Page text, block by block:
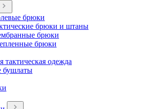
брюки
брюки и штаны
брюки
брюки
тактическая одежда
бушлаты